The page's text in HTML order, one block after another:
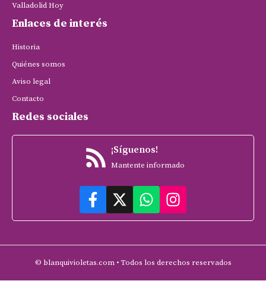
Valladolid Hoy
Enlaces de interés
Historia
Quiénes somos
Aviso legal
Contacto
Redes sociales
¡Síguenos!
Mantente informado
© blanquivioletas.com • Todos los derechos reservados